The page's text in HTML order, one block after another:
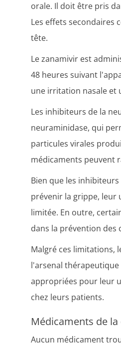
orale. Il doit être pris
Les effets secondaires
tête.
Le zanamivir est
48 heures suivant
une irritation nasale et
Les inhibiteurs de la
neuraminidase, qui
particules virales
médicaments peuvent
Bien que les
prévenir la grippe, leur
limitée. En outre,
dans la prévention des
Malgré ces limitations,
l'arsenal
appropriées pour leur
chez leurs patients.
Médicaments de
Aucun médicament